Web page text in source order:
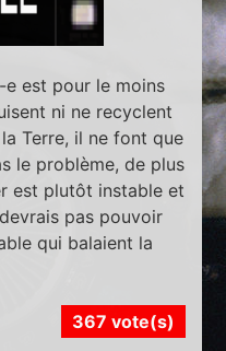
e est pour le moins
ni ne recyclent
Terre, il ne font que
le problème, de plus
est plutôt instable et
pas pouvoir
qui balaient la
367 vote(s)